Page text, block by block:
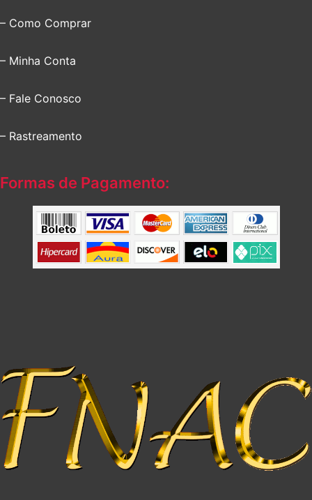
– Como Comprar
– Minha Conta
– Fale Conosco
– Rastreamento
Formas de Pagamento: